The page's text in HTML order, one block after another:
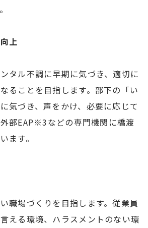
上
タル不調に早期に気づき、適切に
ることを目指します。部下の「い
気づき、声をかけ、必要に応じて
部EAP※3などの専門機関に橋渡
ます。
職場づくりを目指します。従業員
える環境、ハラスメントのない環